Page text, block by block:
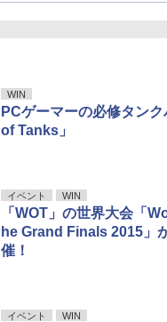
WIN
PCゲーマーの必修タン
of Tanks」
イベント WIN
「WOT」の世界大会「
he Grand Finals 2015」
催！
イベント WIN